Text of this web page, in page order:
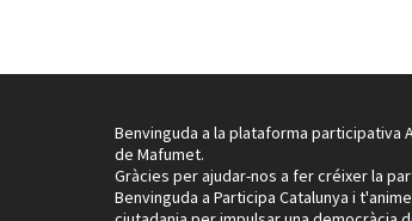
Benvinguda a la plataforma participativa
de Mafumet.
Gràcies per ajudar-nos a fer créixer la
Benvinguda a Participa Catalunya i